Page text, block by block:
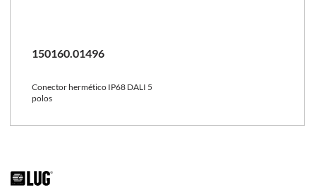
150160.01496
Conector hermético IP68 DALI 5
polos